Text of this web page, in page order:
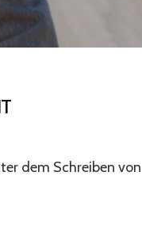
dem Schreiben von